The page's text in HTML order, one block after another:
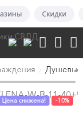
Скидки
Душевые
Цена снижена! -10%